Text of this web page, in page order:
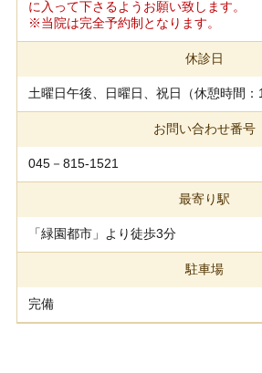
に入って下さるようお願い致します。
※当院は完全予約制となります。
休診日
土曜日午後、日曜日、祝日（休憩時間：
お問い合わせ番号
045－815-1521
最寄り駅
「緑園都市」より徒歩3分
駐車場
完備